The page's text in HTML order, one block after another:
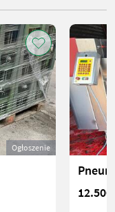
Ogłoszenie
12.500